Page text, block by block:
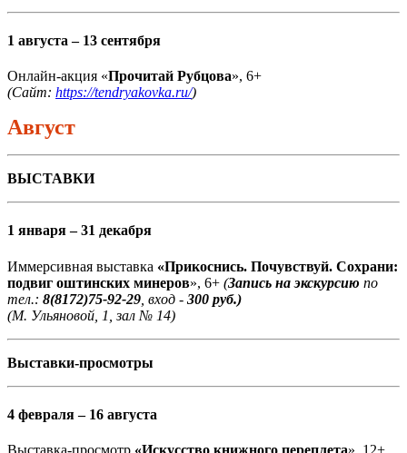
1 августа – 13 сентября
Онлайн-акция «Прочитай Рубцова», 6+
(Сайт: https://tendryakovka.ru/)
Август
ВЫСТАВКИ
1 января – 31 декабря
Иммерсивная выставка «Прикоснись. Почувствуй. Сохрани:
подвиг оштинских минеров», 6+ (Запись на экскурсию по
тел.: 8(8172)75-92-29 , вход - 300 руб.)
(М. Ульяновой, 1, зал № 14)
Выставки-просмотры
4 февраля – 16 августа